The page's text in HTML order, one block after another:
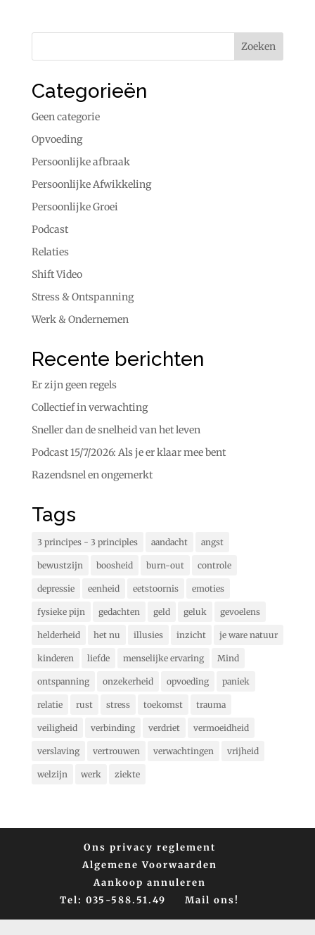
Categorieën
Geen categorie
Opvoeding
Persoonlijke afbraak
Persoonlijke Afwikkeling
Persoonlijke Groei
Podcast
Relaties
Shift Video
Stress & Ontspanning
Werk & Ondernemen
Recente berichten
Er zijn geen regels
Collectief in verwachting
Sneller dan de snelheid van het leven
Podcast 15/7/2026: Als je er klaar mee bent
Razendsnel en ongemerkt
Tags
3 principes - 3 principles aandacht angst
bewustzijn boosheid burn-out controle
depressie eenheid eetstoornis emoties
fysieke pijn gedachten geld geluk gevoelens
helderheid het nu illusies inzicht je ware natuur
kinderen liefde menselijke ervaring Mind
ontspanning onzekerheid opvoeding paniek
relatie rust stress toekomst trauma
veiligheid verbinding verdriet vermoeidheid
verslaving vertrouwen verwachtingen vrijheid
welzijn werk ziekte
Ons privacy reglement
Algemene Voorwaarden
Aankoop annuleren
Tel: 035-588.51.49
Mail ons!